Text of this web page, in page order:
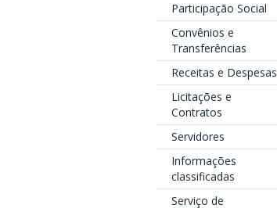
Participação Social
Convênios e
Transferências
Receitas e Despesas
Licitações e
Contratos
Servidores
Informações
classificadas
Serviço de